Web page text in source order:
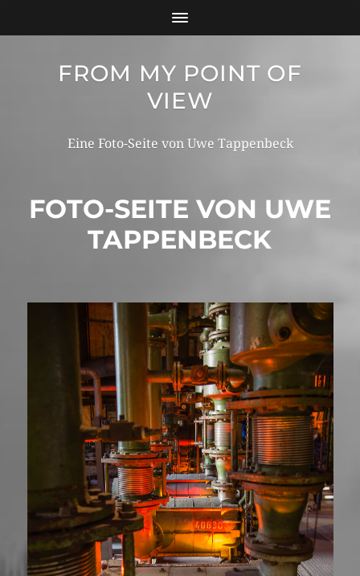
FROM MY POINT OF
VIEW
Eine Foto-Seite von Uwe Tappenbeck
FOTO-SEITE VON UWE
TAPPENBECK